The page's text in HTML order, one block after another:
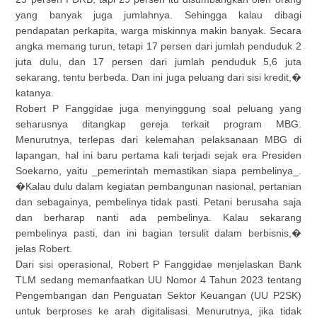
yang banyak juga jumlahnya. Sehingga kalau dibagi
pendapatan perkapita, warga miskinnya makin banyak. Secara
angka memang turun, tetapi 17 persen dari jumlah penduduk 2
juta dulu, dan 17 persen dari jumlah penduduk 5,6 juta
sekarang, tentu berbeda. Dan ini juga peluang dari sisi kredit,�
katanya.
Robert P Fanggidae juga menyinggung soal peluang yang
seharusnya ditangkap gereja terkait program MBG.
Menurutnya, terlepas dari kelemahan pelaksanaan MBG di
lapangan, hal ini baru pertama kali terjadi sejak era Presiden
Soekarno, yaitu _pemerintah memastikan siapa pembelinya_.
�Kalau dulu dalam kegiatan pembangunan nasional, pertanian
dan sebagainya, pembelinya tidak pasti. Petani berusaha saja
dan berharap nanti ada pembelinya. Kalau sekarang
pembelinya pasti, dan ini bagian tersulit dalam berbisnis,�
jelas Robert.
Dari sisi operasional, Robert P Fanggidae menjelaskan Bank
TLM sedang memanfaatkan UU Nomor 4 Tahun 2023 tentang
Pengembangan dan Penguatan Sektor Keuangan (UU P2SK)
untuk berproses ke arah digitalisasi. Menurutnya, jika tidak